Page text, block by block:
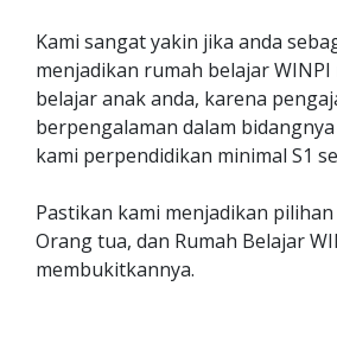
Kami sangat yakin jika anda
menjadikan rumah belajar WINPI
belajar anak anda, karena
berpengalaman dalam
kami perpendidikan minimal S1
Pastikan kami menjadikan
Orang tua, dan Rumah Belajar
membukitkannya.